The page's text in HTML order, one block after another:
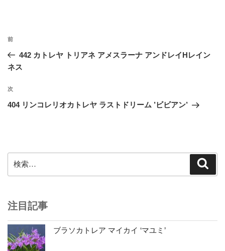
投
ナ
ゲ
ー
前
の
投
前
442 カトレヤ トリアネ アメスラーナ アンドレイHレイン
ネス
次
の
次
404 リンコレリオカトレヤ ラストドリーム ’ビビアン’
索:
注目記事
ブラソカトレア マイカイ ‘マユミ’